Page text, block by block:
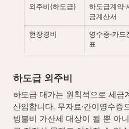
외주비(하도급)
하도급계약·
금계산서
현장경비
영수증·카드
표
하도급 외주비
하도급 대가는 원칙적으로 세금
산입합니다. 무자료·간이영수증
빙불비 가산세 대상이 될 뿐 아